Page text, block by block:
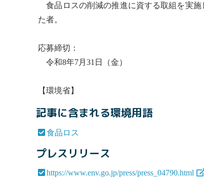
食品ロスの削減の推進に資する取組を実
た者。
応募締切：
令和8年7月31日（金）
【環境省】
記事に含まれる環境用語
食品ロス
プレスリリース
https://www.env.go.jp/press/press_04790.html